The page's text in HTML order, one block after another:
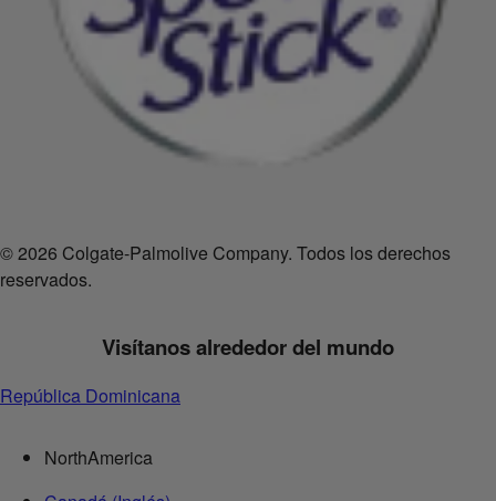
© 2026 Colgate-Palmolive Company. Todos los derechos
reservados.
Visítanos alrededor del mundo
República Dominicana
NorthAmerica